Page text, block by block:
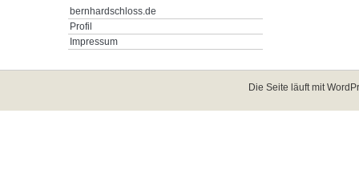
bernhardschloss.de
Profil
Impressum
Die Seite läuft mit